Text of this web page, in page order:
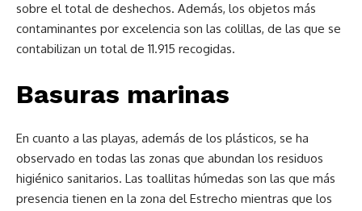
sobre el total de deshechos. Además, los objetos más
contaminantes por excelencia son las colillas, de las que se
contabilizan un total de 11.915 recogidas.
Basuras marinas
En cuanto a las playas, además de los plásticos, se ha
observado en todas las zonas que abundan los residuos
higiénico sanitarios. Las toallitas húmedas son las que más
presencia tienen en la zona del Estrecho mientras que los